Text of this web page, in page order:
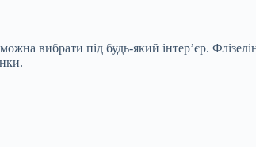
вибрати під будь-який інтер’єр.